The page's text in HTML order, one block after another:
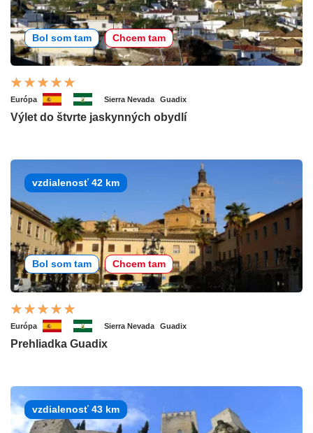
Bol som tam Chcem tam
Európa Sierra Nevada Guadix
Výlet do štvrte jaskynných obydlí
vzdialenosť 42 km
Bol som tam Chcem tam
Európa Sierra Nevada Guadix
Prehliadka Guadix
vzdialenosť 43 km